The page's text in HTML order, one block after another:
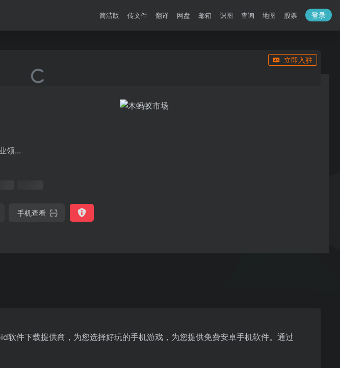
简洁版 传文件 翻译 网盘 邮箱 识图 查询 地图 股票 登录
立即入驻
领...
手机查看
件下载提供商，为您选择好玩的手机游戏，为您提供免费安卓手机软件。通过